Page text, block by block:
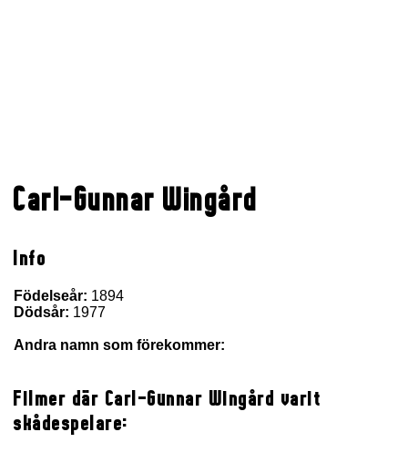
Carl-Gunnar Wingård
Info
Födelseår: 1894
Dödsår: 1977
Andra namn som förekommer:
Filmer där Carl-Gunnar Wingård varit
skådespelare: